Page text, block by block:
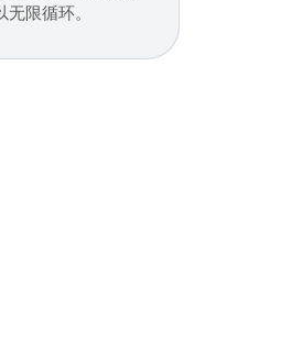
限循环。